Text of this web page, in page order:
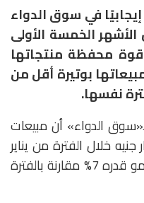
في سوق الدواء
الخمسة الأولى
إلى قوة محفظة منتجاتها
بوتيرة أقل من
نفسها.
الدواء» أن مبيعات
بلغت نحو 3.265 مليار جنيه خلال الفترة من يناير
إلى مايو 2026، محققة معدل نمو قدره 7% مقارنة بالفترة